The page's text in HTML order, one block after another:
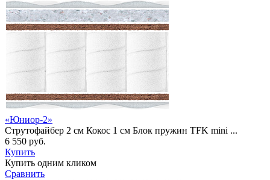
«Юниор-2»
Струтофайбер 2 см Кокос 1 см Блок пружин TFK mini ...
6 550 руб.
Купить
Купить одним кликом
Сравнить